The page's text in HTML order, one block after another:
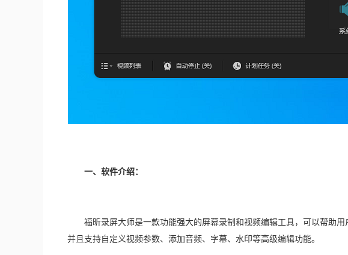
一、软件介绍：
福昕录屏大师是一款功能强大的屏幕录制和视频编辑工具，可以帮助用
并且支持自定义视频参数、添加音频、字幕、水印等高级编辑功能。